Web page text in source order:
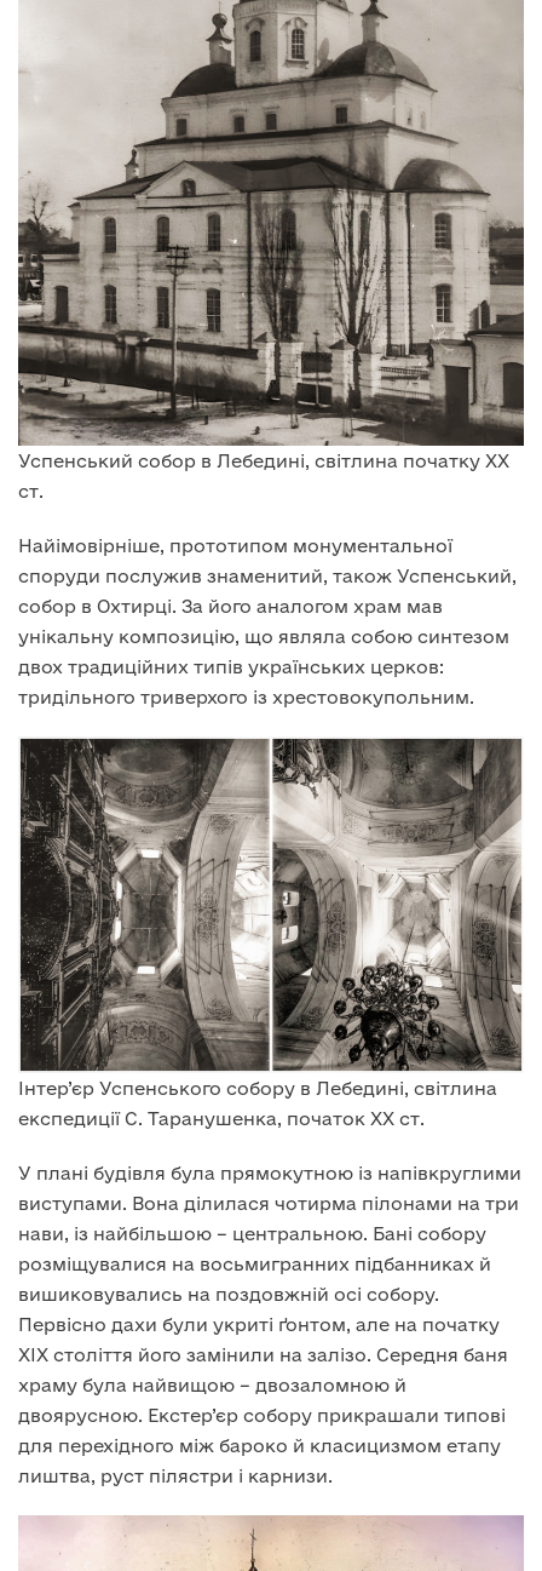
Успенський собор в Лебедині, світлина початку XX
ст.
Найімовірніше, прототипом монументальної
споруди послужив знаменитий, також Успенський,
собор в Охтирці. За його аналогом храм мав
унікальну композицію, що являла собою синтезом
двох традиційних типів українських церков:
тридільного триверхого із хрестовокупольним.
Інтер’єр Успенського собору в Лебедині, світлина
експедиції С. Таранушенка, початок XX ст.
У плані будівля була прямокутною із напівкруглими
виступами. Вона ділилася чотирма пілонами на три
нави, із найбільшою – центральною. Бані собору
розміщувалися на восьмигранних підбанниках й
вишиковувались на поздовжній осі собору.
Первісно дахи були укриті ґонтом, але на початку
XIX століття його замінили на залізо. Середня баня
храму була найвищою – двозаломною й
двоярусною. Екстер’єр собору прикрашали типові
для перехідного між бароко й класицизмом етапу
лиштва, руст пілястри і карнизи.